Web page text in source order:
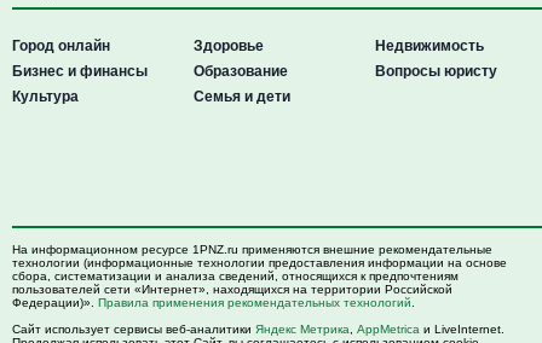
Город онлайн
Бизнес и финансы
Культура
Здоровье
Образование
Семья и дети
Недвижимость
Вопросы юристу
На информационном ресурсе 1PNZ.ru применяются внешние рекомендательные
технологии (информационные технологии предоставления информации на основе
сбора, систематизации и анализа сведений, относящихся к предпочтениям
пользователей сети «Интернет», находящихся на территории Российской
Федерации)». Правила применения рекомендательных технологий
Сайт использует сервисы веб-аналитики Яндекс Метрика AppMetrica и LiveInternet.